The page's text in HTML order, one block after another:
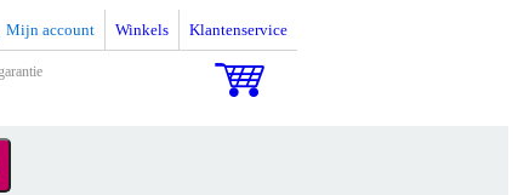
Mijn account Winkels Klantenservice